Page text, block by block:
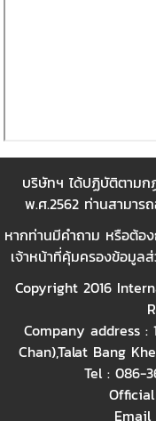
บริษัทฯ ได้ปฏิบัติตาม
พ.ศ.2562 ท่านสามาร
หากท่านมีคำถาม หรือต้อง
เจ้าหน้าที่คุ้มครองข้อมู
Copyright 2016
Company address :
Chan),Talat Bang
Tel : 086-
Email